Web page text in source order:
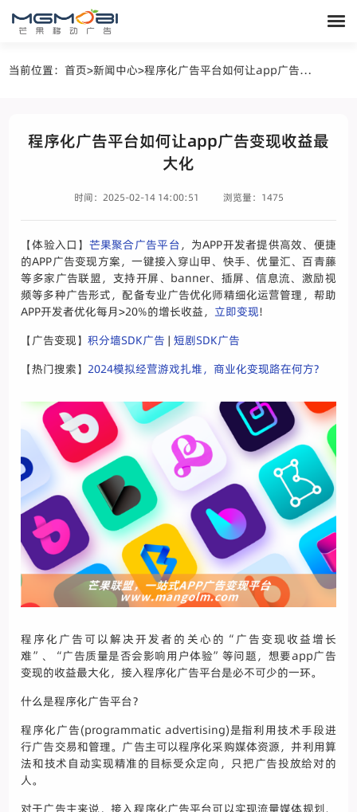
当前位置：首页>新闻中心> 程序化广告平台如何让app广告变现收益最大化
程序化广告平台如何让app广告变现收益最
大化
时间：2025-02-14 14:00:51 浏览量：1475
【体验入口】 芒果聚合广告平台，为APP开发者提供高效、便捷
的APP广告变现方案，一键接入穿山甲、快手、优量汇、百青藤
等多家广告联盟，支持开屏、banner、插屏、信息流、激励视
频等多种广告形式，配备专业广告优化师精细化运营管理，帮助
APP开发者优化每月>20%的增长收益， 立即变现!
【广告变现】积分墙SDK广告 |短剧SDK广告
【热门搜索】2024模拟经营游戏扎堆，商业化变现路在何方?
程序化广告可以解决开发者的关心的“广告变现收益增长
难”、“广告质量是否会影响用户体验”等问题，想要app广告
变现的收益最大化，接入程序化广告平台是必不可少的一环。
什么是程序化广告平台？
程序化广告(programmatic advertising)是指利用技术手段进
行广告交易和管理。广告主可以程序化采购媒体资源，并利用算
法和技术自动实现精准的目标受众定向，只把广告投放给对的
人。